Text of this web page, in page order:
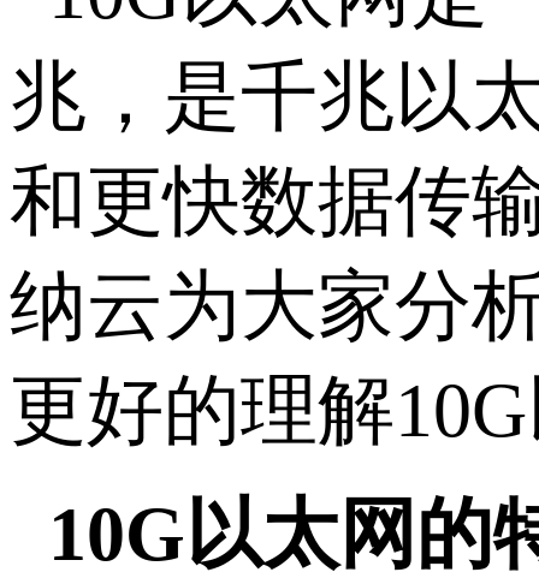
兆，是千兆以
和更快数据传
纳云为大家分
更好的理解
10G以太网的